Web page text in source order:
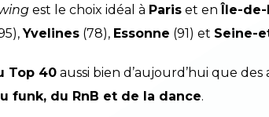
est le choix idéal à Paris et enÎle-de-
Yvelines (78), Essonne (91) et Seine-
Top 40 aussi bien d’aujourd’hui que
funk, du RnB et de la dance.